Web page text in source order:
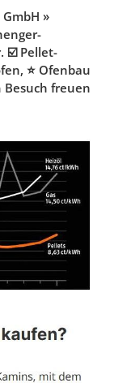
»
☑️ Pellet-
⭐ Ofenbau
freuen